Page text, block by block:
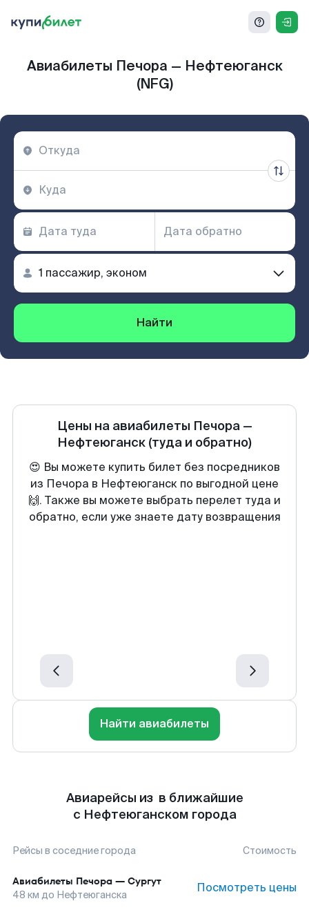
Авиабилеты Печора — Нефтеюганск
(NFG)
Найти
Цены на авиабилеты Печора—
Нефтеюганск (туда и обратно)
😍 Вы можете купить билет без посредников
из Печора в Нефтеюганск по выгодной цене
🙌. Также вы можете выбрать перелет туда и
обратно, если уже знаете дату возвращения
Найти авиабилеты
Авиарейсы из в ближайшие
с Нефтеюганском города
Рейсы в соседние города Стоимость
Авиабилеты Печора — Сургут
48 км до Нефтеюганска Посмотреть цены